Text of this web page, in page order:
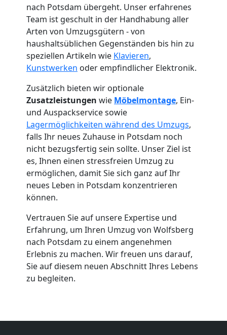
nach Potsdam übergeht. Unser erfahrenes
Team ist geschult in der Handhabung aller
Arten von Umzugsgütern - von
haushaltsüblichen Gegenständen bis hin zu
speziellen Artikeln wie Klavieren,
Kunstwerken oder empfindlicher Elektronik.
Zusätzlich bieten wir optionale
Zusatzleistungen wie Möbelmontage, Ein-
und Auspackservice sowie
Lagermöglichkeiten während des Umzugs,
falls Ihr neues Zuhause in Potsdam noch
nicht bezugsfertig sein sollte. Unser Ziel ist
es, Ihnen einen stressfreien Umzug zu
ermöglichen, damit Sie sich ganz auf Ihr
neues Leben in Potsdam konzentrieren
können.
Vertrauen Sie auf unsere Expertise und
Erfahrung, um Ihren Umzug von Wolfsberg
nach Potsdam zu einem angenehmen
Erlebnis zu machen. Wir freuen uns darauf,
Sie auf diesem neuen Abschnitt Ihres Lebens
zu begleiten.
Umzugshelfer
Wolfsberg
Möbeltaxi
Wolfsberg
Wolfsberg